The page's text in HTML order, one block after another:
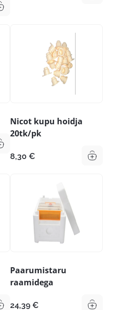
Nicot kupu hoidja
20tk/pk
8,30 €
Paarumistaru
raamidega
24,39 €